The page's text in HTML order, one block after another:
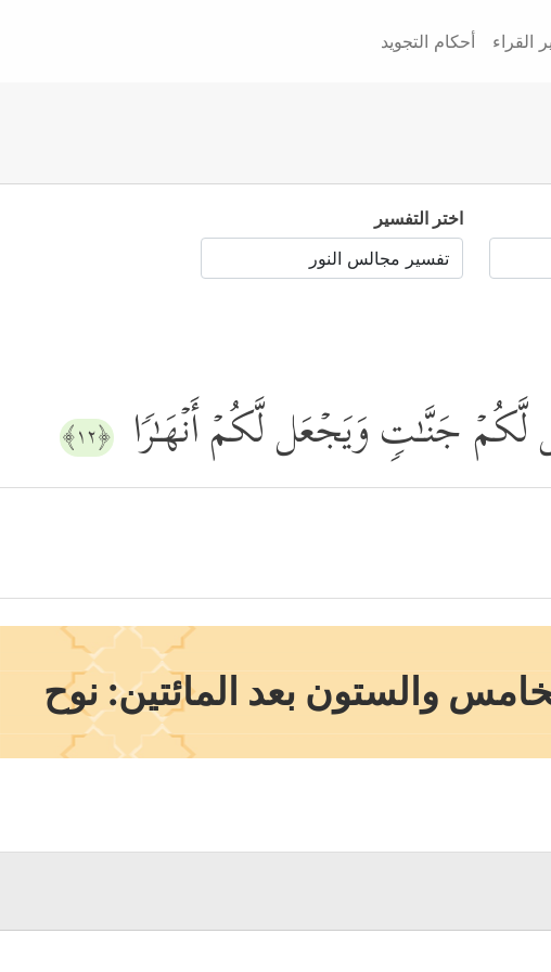
القراء أحكام التجويد
اختر التفسير
لَّكُمۡ جَنَّـٰتࣲ وَیَجۡعَل لَّكُمۡ أَنۡهَـٰرࣰا ﴿١٢﴾
والستون بعد المائتين: نوح